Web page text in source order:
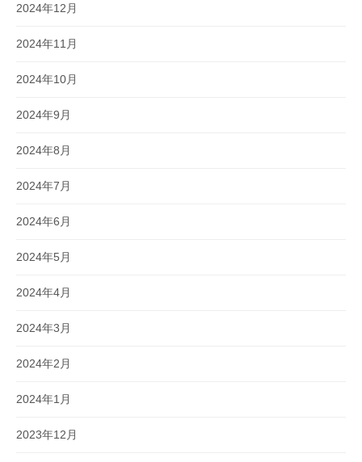
2024年12月
2024年11月
2024年10月
2024年9月
2024年8月
2024年7月
2024年6月
2024年5月
2024年4月
2024年3月
2024年2月
2024年1月
2023年12月